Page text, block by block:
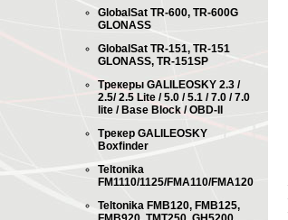
GlobalSat TR-600, TR-600G
GLONASS
GlobalSat TR-151, TR-151
GLONASS, TR-151SP
Трекеры GALILEOSKY 2.3 /
2.5/ 2.5 Lite / 5.0 / 5.1 / 7.0 / 7.0
lite / Base Block / OBD-II
Трекер GALILEOSKY
Boxfinder
Teltonika
FM1110/1125/FMA110/FMA120
Teltonika FMB120, FMB125,